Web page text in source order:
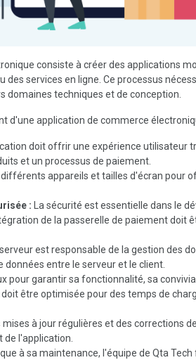
consiste à créer des applications
services en ligne. Ce processus
domaines techniques et de conception.
d'une application de commerce
doit offrir une expérience utilisateur
et un processus de paiement.
appareils et tailles d'écran pour
: La sécurité est essentielle dans le
de la passerelle de paiement doit
est responsable de la gestion des
données entre le serveur et le client.
pour garantir sa fonctionnalité, sa
doit être optimisée pour des temps de
mises à jour régulières et des corrections
de l'application.
à sa maintenance, l'équipe de Qta